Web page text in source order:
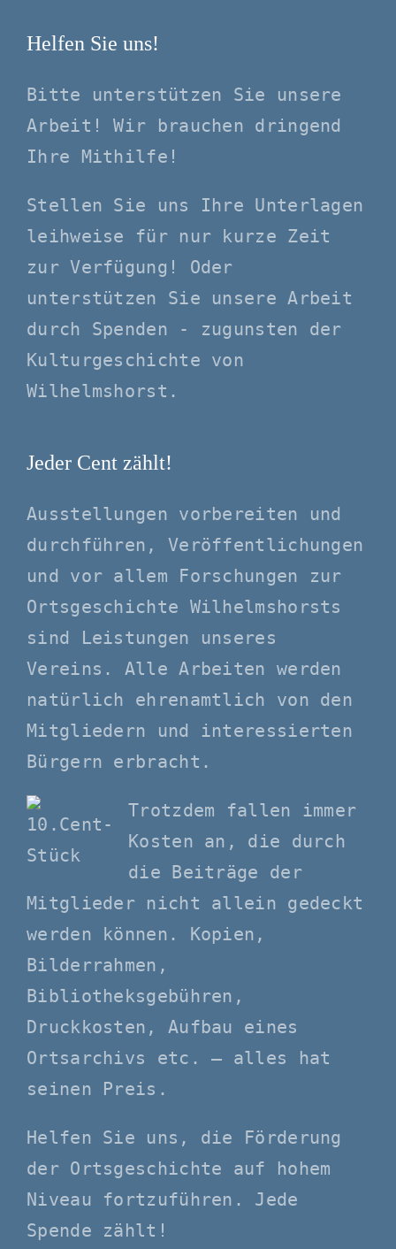
Helfen Sie uns!
Bitte unterstützen Sie unsere
Arbeit! Wir brauchen dringend
Ihre Mithilfe!
Stellen Sie uns Ihre Unterlagen
leihweise für nur kurze Zeit
zur Verfügung! Oder
unterstützen Sie unsere Arbeit
durch Spenden - zugunsten der
Kulturgeschichte von
Wilhelmshorst.
Jeder Cent zählt!
Ausstellungen vorbereiten und
durchführen, Veröffentlichungen
und vor allem Forschungen zur
Ortsgeschichte Wilhelmshorsts
sind Leistungen unseres
Vereins. Alle Arbeiten werden
natürlich ehrenamtlich von den
Mitgliedern und interessierten
Bürgern erbracht.
Trotzdem fallen immer
Kosten an, die durch
die Beiträge der
Mitglieder nicht allein gedeckt
werden können. Kopien,
Bilderrahmen,
Bibliotheksgebühren,
Druckkosten, Aufbau eines
Ortsarchivs etc. – alles hat
seinen Preis.
Helfen Sie uns, die Förderung
der Ortsgeschichte auf hohem
Niveau fortzuführen. Jede
Spende zählt!